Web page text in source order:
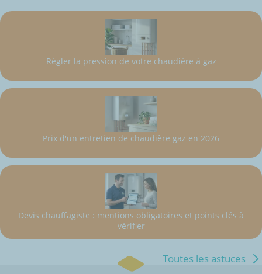
Régler la pression de votre chaudière à gaz
Prix d'un entretien de chaudière gaz en 2026
Devis chauffagiste : mentions obligatoires et points clés à
vérifier
Toutes les astuces